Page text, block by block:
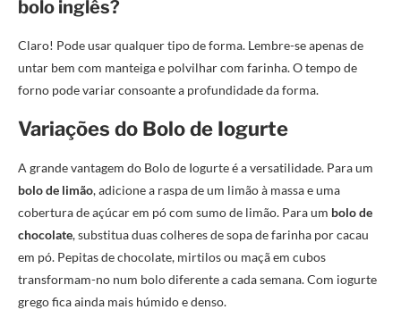
bolo inglês?
Claro! Pode usar qualquer tipo de forma. Lembre-se apenas de
untar bem com manteiga e polvilhar com farinha. O tempo de
forno pode variar consoante a profundidade da forma.
Variações do Bolo de Iogurte
A grande vantagem do Bolo de Iogurte é a versatilidade. Para um
bolo de limão, adicione a raspa de um limão à massa e uma
cobertura de açúcar em pó com sumo de limão. Para um bolo de
chocolate, substitua duas colheres de sopa de farinha por cacau
em pó. Pepitas de chocolate, mirtilos ou maçã em cubos
transformam-no num bolo diferente a cada semana. Com iogurte
grego fica ainda mais húmido e denso.